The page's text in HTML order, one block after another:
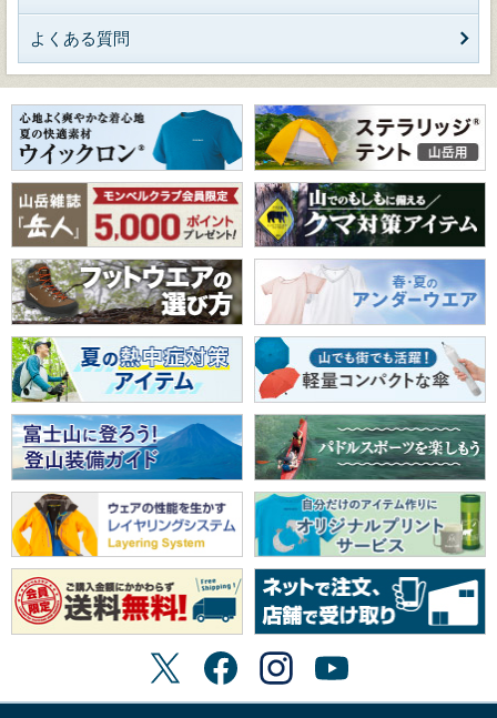
よくある質問